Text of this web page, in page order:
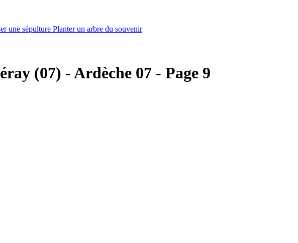
une sépulture Planter un arbre du souvenir
(07) - Ardèche 07 - Page 9